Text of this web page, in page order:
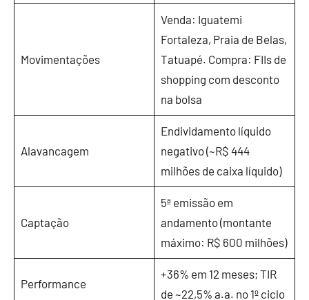
Movimentações
Venda: Iguatemi
Fortaleza, Praia de Belas,
Tatuapé. Compra: FIIs de
shopping com desconto
na bolsa
Alavancagem
Endividamento líquido
negativo (~R$ 444
milhões de caixa líquido)
Captação
5ª emissão em
andamento (montante
máximo: R$ 600 milhões)
Performance
+36% em 12 meses; TIR
de ~22,5% a.a. no 1º ciclo